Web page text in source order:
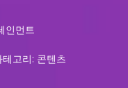
인먼트
고리: 콘텐츠